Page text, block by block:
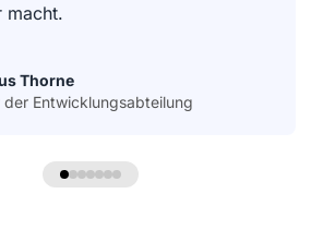
macht.
Thorne
der Entwicklungsabteilung